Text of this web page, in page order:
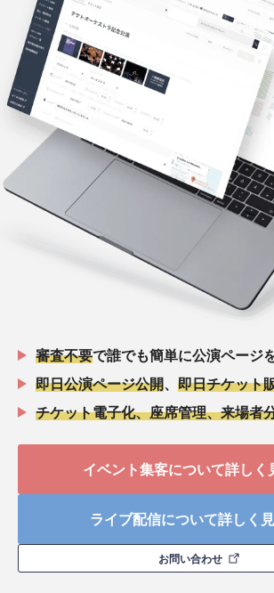
審査不要で誰でも簡単に公演ページ
即日公演ページ公開
即日チケット
チケット電子化、座席管理、来場者
イベント集客について詳しく
ライブ配信について詳しく
お問い合わせ